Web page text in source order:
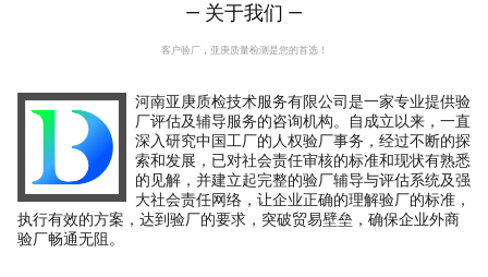
— 关于我们 —
客户验厂，亚庚质量检测是您的首选！
河南亚庚质检技术服务有限公司是一家专业提供验
厂评估及辅导服务的咨询机构。自成立以来，一直
深入研究中国工厂的人权验厂事务，经过不断的探
索和发展，已对社会责任审核的标准和现状有熟悉
的见解，并建立起完整的验厂辅导与评估系统及强
大社会责任网络，让企业正确的理解验厂的标准，
执行有效的方案，达到验厂的要求，突破贸易壁垒，确保企业外商
验厂畅通无阻。